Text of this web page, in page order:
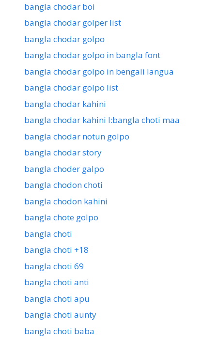
bangla chodar boi
bangla chodar golper list
bangla chodar golpo
bangla chodar golpo in bangla font
bangla chodar golpo in bengali langua
bangla chodar golpo list
bangla chodar kahini
bangla chodar kahini l:bangla choti maa
bangla chodar notun golpo
bangla chodar story
bangla choder galpo
bangla chodon choti
bangla chodon kahini
bangla chote golpo
bangla choti
bangla choti +18
bangla choti 69
bangla choti anti
bangla choti apu
bangla choti aunty
bangla choti baba